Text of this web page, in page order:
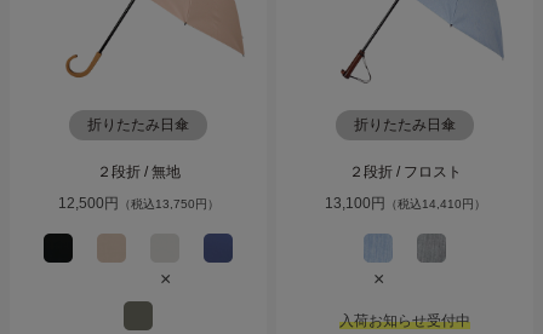
折りたたみ日傘
２段折 / 無地
12,500円 （税込13,750円）
×
折りたたみ日傘
２段折 / フロスト
13,100円 （税込14,410円）
×
入荷お知らせ受付中